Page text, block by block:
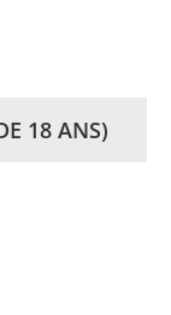
18 ANS)